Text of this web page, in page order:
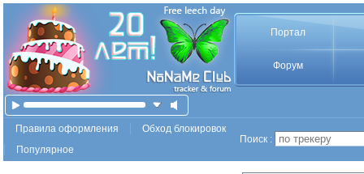
Портал
Форум
Правила оформления
Обход блокировок
Популярное
Поиск :